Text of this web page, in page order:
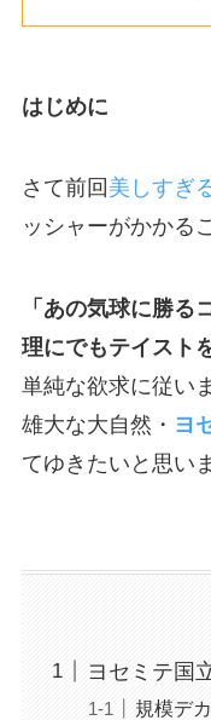
はじめに
さて前回 美しすぎ
ッシャーがかかる
「あの気球に勝る
理にでもテイスト
単純な欲求に従い
雄大な大自然・ ヨ
てゆきたいと思い
ヨセミテ国
規模デ